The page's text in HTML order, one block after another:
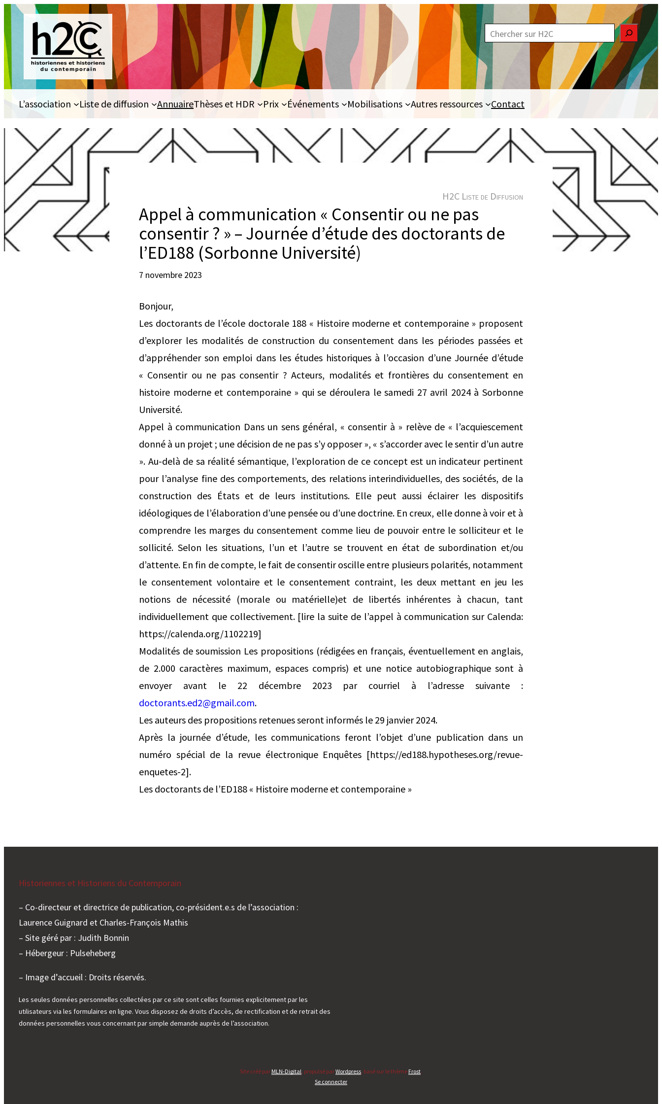
Aller
au
contenu
c
h
e
c
L’association Liste de diffusion AnnuaireThèses et HDR Prix Événements Mobilisations Autres ressources Contact
H2C Liste de Diffusion
Appel à communication « Consentir ou ne pas
consentir ? » – Journée d’étude des doctorants de
l’ED188 (Sorbonne Université)
7 novembre 2023
Bonjour,
Les doctorants de l’école doctorale 188 « Histoire moderne et contemporaine » proposent
d’explorer les modalités de construction du consentement dans les périodes passées et
d’appréhender son emploi dans les études historiques à l’occasion d’une Journée d’étude
« Consentir ou ne pas consentir ? Acteurs, modalités et frontières du consentement en
histoire moderne et contemporaine » qui se déroulera le samedi 27 avril 2024 à Sorbonne
Université.
Appel à communication Dans un sens général, « consentir à » relève de « l’acquiescement
donné à un projet ; une décision de ne pas s’y opposer », « s’accorder avec le sentir d’un autre
». Au-delà de sa réalité sémantique, l’exploration de ce concept est un indicateur pertinent
pour l’analyse fine des comportements, des relations interindividuelles, des sociétés, de la
construction des États et de leurs institutions. Elle peut aussi éclairer les dispositifs
idéologiques de l’élaboration d’une pensée ou d’une doctrine. En creux, elle donne à voir et à
comprendre les marges du consentement comme lieu de pouvoir entre le solliciteur et le
sollicité. Selon les situations, l’un et l’autre se trouvent en état de subordination et/ou
d’attente. En fin de compte, le fait de consentir oscille entre plusieurs polarités, notamment
le consentement volontaire et le consentement contraint, les deux mettant en jeu les
notions de nécessité (morale ou matérielle)et de libertés inhérentes à chacun, tant
individuellement que collectivement. [lire la suite de l’appel à communication sur Calenda:
https://calenda.org/1102219]
Modalités de soumission Les propositions (rédigées en français, éventuellement en anglais,
de 2.000 caractères maximum, espaces compris) et une notice autobiographique sont à
envoyer avant le 22 décembre 2023 par courriel à l’adresse suivante :
doctorants.ed2@gmail.com.
Les auteurs des propositions retenues seront informés le 29 janvier 2024.
Après la journée d’étude, les communications feront l’objet d’une publication dans un
numéro spécial de la revue électronique Enquêtes [https://ed188.hypotheses.org/revue-
enquetes-2].
Les doctorants de l’ED188 « Histoire moderne et contemporaine »
Historiennes et Historiens du Contemporain
– Co-directeur et directrice de publication, co-président.e.s de l’association :
Laurence Guignard et Charles-François Mathis
– Site géré par : Judith Bonnin
– Hébergeur : Pulseheberg
– Image d’accueil : Droits réservés.
Les seules données personnelles collectées par ce site sont celles fournies explicitement par les
utilisateurs via les formulaires en ligne. Vous disposez de droits d’accès, de rectification et de retrait des
données personnelles vous concernant par simple demande auprès de l’association.
Site créé par MLN-Digital, propulsé parWordpress, basé sur le thème Frost.
Se connecter